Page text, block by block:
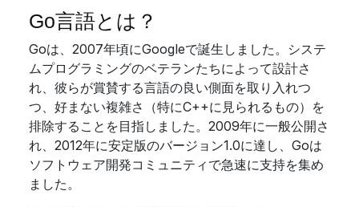
Go言語とは？
Goは、2007年頃にGoogleで誕生しました。システ
ムプログラミングのベテランたちによって設計さ
れ、彼らが賞賛する言語の良い側面を取り入れつ
つ、好まない複雑さ（特にC++に見られるもの）を
排除することを目指しました。2009年に一般公開さ
れ、2012年に安定版のバージョン1.0に達し、Goは
ソフトウェア開発コミュニティで急速に支持を集め
ました。